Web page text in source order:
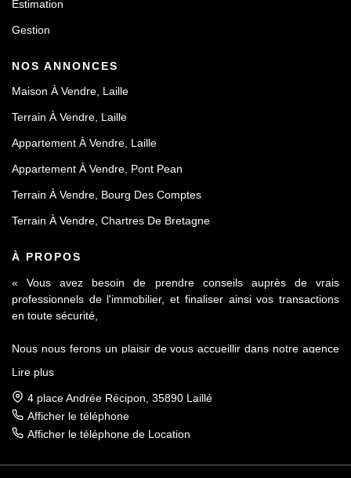
Estimation
Gestion
NOS ANNONCES
Maison À Vendre, Laille
Terrain À Vendre, Laille
Appartement À Vendre, Laille
Appartement À Vendre, Pont Pean
Terrain À Vendre, Bourg Des Comptes
Terrain À Vendre, Chartres De Bretagne
À PROPOS
« Vous avez besoin de prendre conseils auprès de vrais
professionnels de l'immobilier, et finaliser ainsi vos transactions
en toute sécurité,
Nous nous ferons un plaisir de vous accueillir dans notre agence
sur l'axe Rennes-Nantes.
Réputés pour notre sérieux et notre déontologie, membre de la
FNAIM et du Fichier commun Exclusivité AMEPI nous saurons
démarches.
Lire plus
4 place Andrée Récipon, 35890 Laillé
Afficher le téléphone
Afficher le téléphone de Location